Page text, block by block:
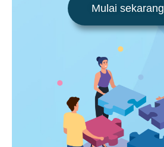
Mulai sekarang